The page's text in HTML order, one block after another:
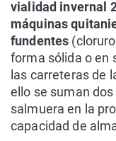
vialidad invernal
máquinas
fundentes
forma sólida o en
las carreteras de
ello se suman
salmuera en la
capacidad de